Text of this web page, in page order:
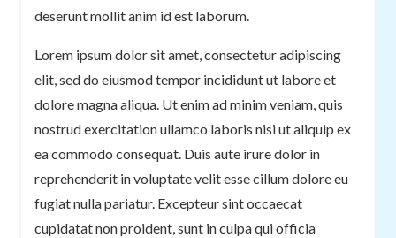
deserunt mollit anim id est laborum.
Lorem ipsum dolor sit amet, consectetur adipiscing
elit, sed do eiusmod tempor incididunt ut labore et
dolore magna aliqua. Ut enim ad minim veniam, quis
nostrud exercitation ullamco laboris nisi ut aliquip ex
ea commodo consequat. Duis aute irure dolor in
reprehenderit in voluptate velit esse cillum dolore eu
fugiat nulla pariatur. Excepteur sint occaecat
cupidatat non proident, sunt in culpa qui officia